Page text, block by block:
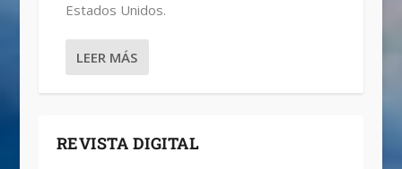
Estados Unidos.
LEER MÁS
REVISTA DIGITAL